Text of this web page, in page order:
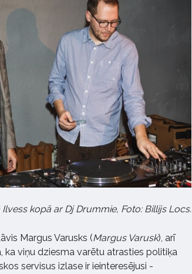
kopā ar Dj Drummie, Foto: Billijs Locs.
Margus Varusks (Margus Varusk), arī
ka viņu dziesma varētu atrasties politiķa
servisus izlase ir ieinteresējusi -